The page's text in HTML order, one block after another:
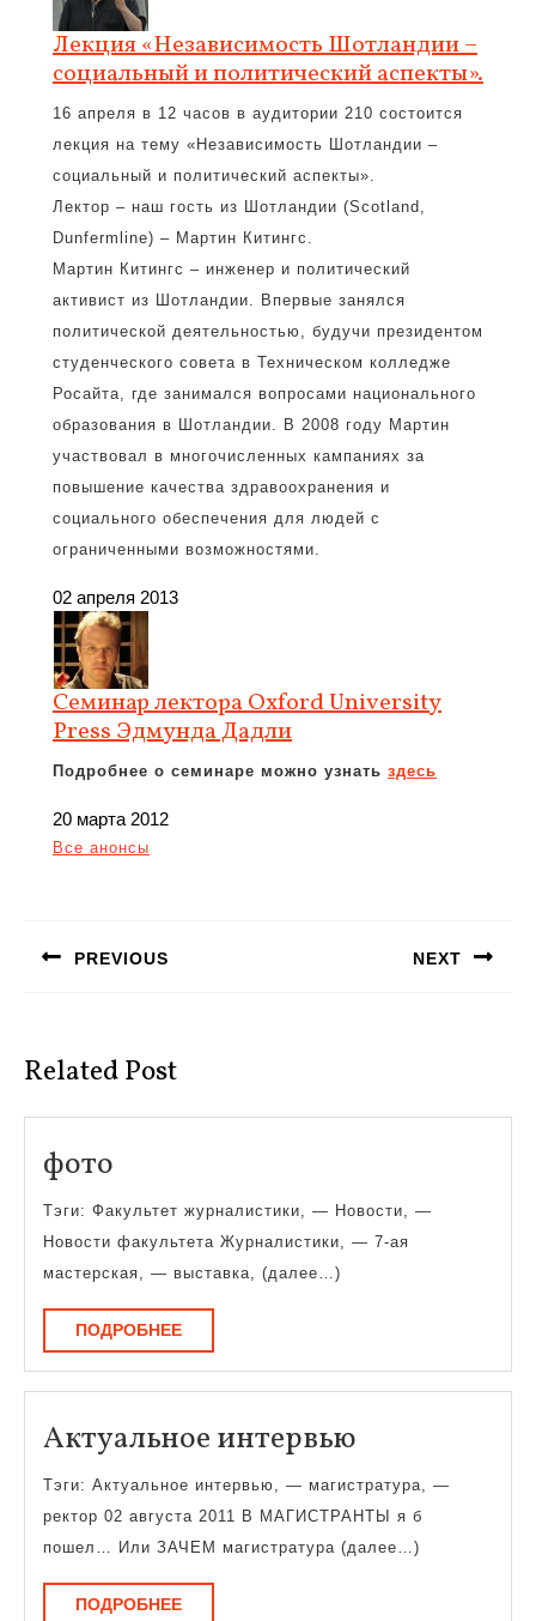
Лекция «Независимость Шотландии –
социальный и политический аспекты».
16 апреля в 12 часов в аудитории 210 состоится
лекция на тему «Независимость Шотландии –
социальный и политический аспекты».
Лектор – наш гость из Шотландии (Scotland,
Dunfermline) – Мартин Китингс.
Мартин Китингс – инженер и политический
активист из Шотландии. Впервые занялся
политической деятельностью, будучи президентом
студенческого совета в Техническом колледже
Росайта, где занимался вопросами национального
образования в Шотландии. В 2008 году Мартин
участвовал в многочисленных кампаниях за
повышение качества здравоохранения и
социального обеспечения для людей с
ограниченными возможностями.
02 апреля 2013
Семинар лектора Oxford University
Press Эдмунда Дадли
Подробнее о семинаре можно узнать здесь
20 марта 2012
Все анонсы
записям
PREVIOUS NEXT
Related Post
фото
Тэги: Факультет журналистики, — Новости, —
Новости факультета Журналистики, — 7-ая
мастерская, — выставка, (далее…)
ПОДРОБНЕЕПОДРОБНЕЕ
Актуальное интервью
интервью
Тэги: Актуальное интервью, — магистратура, —
ректор 02 августа 2011 В МАГИСТРАНТЫ я б
пошел… Или ЗАЧЕМ магистратура (далее…)
ПОДРОБНЕЕПОДРОБНЕЕ